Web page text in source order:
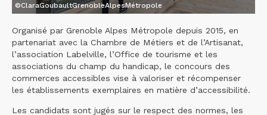
©ClaraGoubaultGrenobleAlpesMétropole
Organisé par Grenoble Alpes Métropole depuis 2015, en
partenariat avec la Chambre de Métiers et de l’Artisanat,
l’association Labelville, l’Office de tourisme et les
associations du champ du handicap, le concours des
commerces accessibles vise à valoriser et récompenser
les établissements exemplaires en matière d’accessibilité.
Les candidats sont jugés sur le respect des normes, les